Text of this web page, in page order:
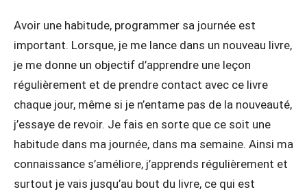
Avoir une habitude, programmer sa journée est
important. Lorsque, je me lance dans un nouveau livre,
je me donne un objectif d’apprendre une leçon
régulièrement et de prendre contact avec ce livre
chaque jour, même si je n’entame pas de la nouveauté,
j’essaye de revoir. Je fais en sorte que ce soit une
habitude dans ma journée, dans ma semaine. Ainsi ma
connaissance s’améliore, j’apprends régulièrement et
surtout je vais jusqu’au bout du livre, ce qui est